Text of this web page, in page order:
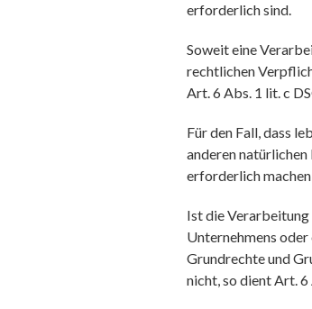
erforderlich sind.
Soweit eine
rechtlichen
Art. 6 Abs. 1 lit. c
Für den Fall, dass
anderen
erforderlich
Ist die Verarbeitung
Unternehmens
Grundrechte und
nicht, so dient Art.